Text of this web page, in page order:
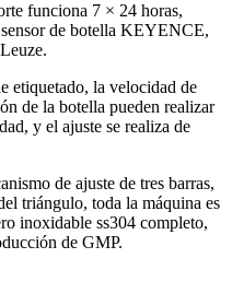
funciona 7 × 24 horas,
de botella KEYENCE,
etiquetado, la velocidad de
de la botella pueden realizar
y el ajuste se realiza de
de ajuste de tres barras,
triángulo, toda la máquina es
inoxidable ss304 completo,
de GMP.